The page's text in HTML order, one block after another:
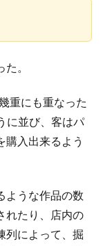
。
重にも重なった
に並び、客はパ
購入出来るよう
ような作品の数
れたり、店内の
列によって、掘